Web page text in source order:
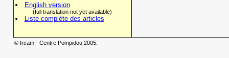
English version
(full translation not yet available)
Liste complète des articles
© Ircam - Centre Pompidou 2005.